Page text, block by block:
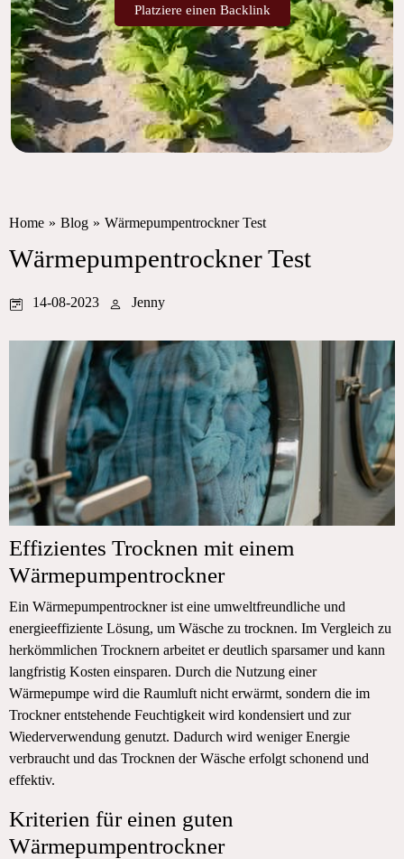
Platziere einen Backlink
Home » Blog » Wärmepumpentrockner Test
Wärmepumpentrockner Test
14-08-2023 Jenny
Effizientes Trocknen mit einem
Wärmepumpentrockner
Ein Wärmepumpentrockner ist eine umweltfreundliche und
energieeffiziente Lösung, um Wäsche zu trocknen. Im Vergleich zu
herkömmlichen Trocknern arbeitet er deutlich sparsamer und kann
langfristig Kosten einsparen. Durch die Nutzung einer
Wärmepumpe wird die Raumluft nicht erwärmt, sondern die im
Trockner entstehende Feuchtigkeit wird kondensiert und zur
Wiederverwendung genutzt. Dadurch wird weniger Energie
verbraucht und das Trocknen der Wäsche erfolgt schonend und
effektiv.
Kriterien für einen guten
Wärmepumpentrockner